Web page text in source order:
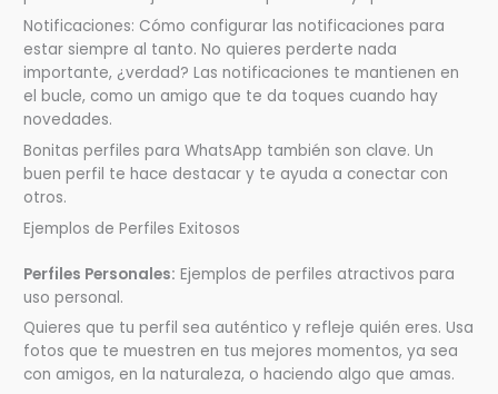
Notificaciones: Cómo configurar las notificaciones para
estar siempre al tanto. No quieres perderte nada
importante, ¿verdad? Las notificaciones te mantienen en
el bucle, como un amigo que te da toques cuando hay
novedades.
Bonitas perfiles para WhatsApp también son clave. Un
buen perfil te hace destacar y te ayuda a conectar con
otros.
Ejemplos de Perfiles Exitosos
Perfiles Personales: Ejemplos de perfiles atractivos para
uso personal.
Quieres que tu perfil sea auténtico y refleje quién eres. Usa
fotos que te muestren en tus mejores momentos, ya sea
con amigos, en la naturaleza, o haciendo algo que amas.